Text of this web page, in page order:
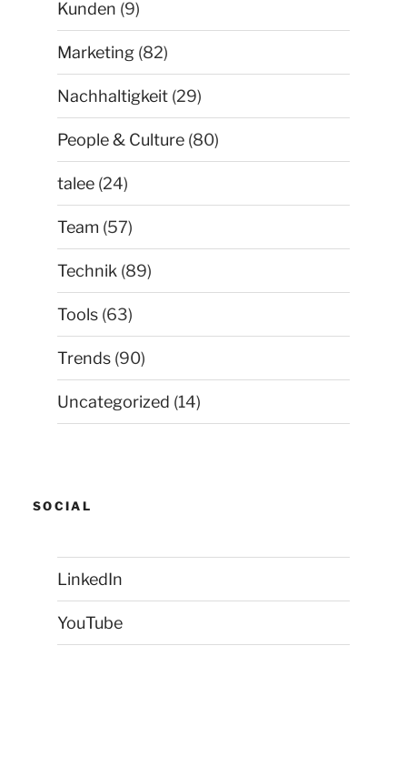
Kunden (9)
Marketing (82)
Nachhaltigkeit (29)
People & Culture (80)
talee (24)
Team (57)
Technik (89)
Tools (63)
Trends (90)
Uncategorized (14)
SOCIAL
LinkedIn
YouTube